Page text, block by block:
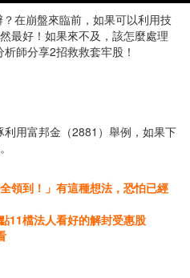
在崩盤來臨前，如果可以利用技
最好！如果來不及，該怎麼處理
師分享2招救救套牢股！
用富邦金（2881）舉例，如果下
領到！」有這種想法，恐怕已經
11檔法人看好的解封受惠股